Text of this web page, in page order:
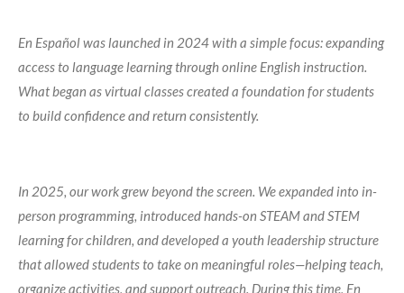
En Español was launched in 2024 with a simple focus: expanding
access to language learning through online English instruction.
What began as virtual classes created a foundation for students
to build confidence and return consistently.
In 2025, our work grew beyond the screen. We expanded into in-
person programming, introduced hands-on STEAM and STEM
learning for children, and developed a youth leadership structure
that allowed students to take on meaningful roles—helping teach,
organize activities, and support outreach. During this time, En